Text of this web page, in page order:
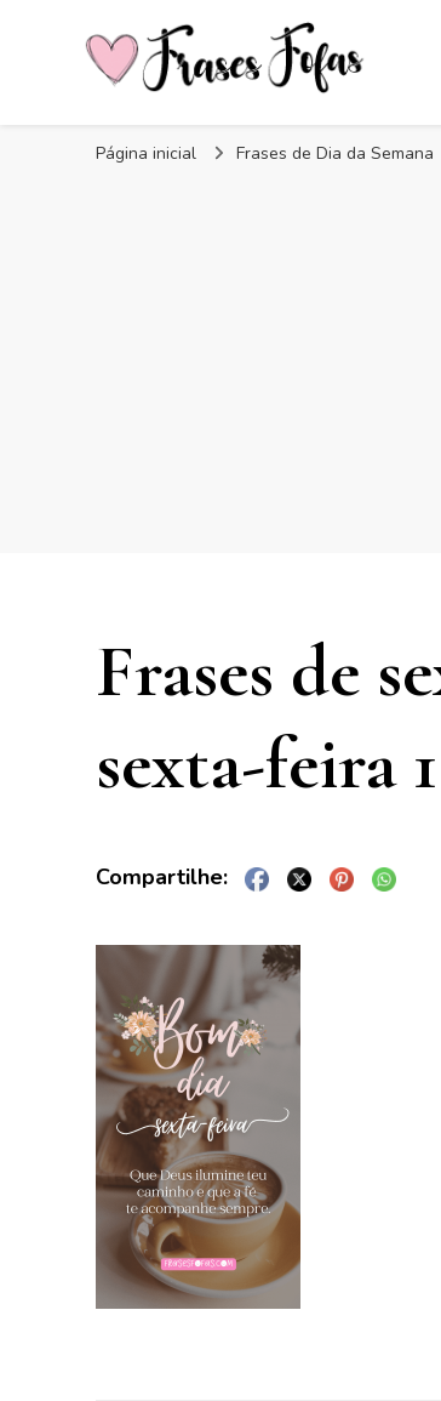
Frases Fofas
Página inicial Frases de Dia da Semana
Frases de
sexta-feira 1